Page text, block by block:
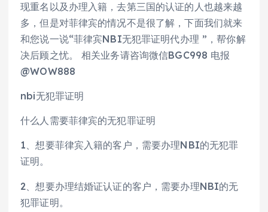
现重名以及办理入籍，去第三国的认证的人也越来越
多，但是对菲律宾的情况不是很了解，下面我们就来
和您说一说“菲律宾NBI无犯罪证明代办理 ”，帮你解
决后顾之忧。 相关业务请咨询微信BGC998 电报
@WOW888
nbi无犯罪证明
什么人需要菲律宾的无犯罪证明
1、想要菲律宾入籍的客户，需要办理NBI的无犯罪
证明。
2、想要办理结婚证认证的客户，需要办理NBI的无
犯罪证明。